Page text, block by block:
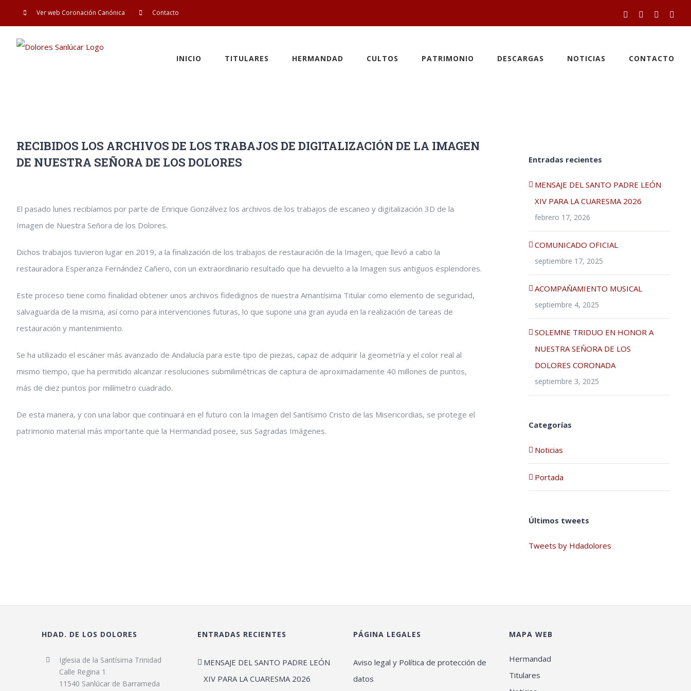
al
contenido
Ver web Coronación Canónica Contacto Facebook
TwitterYouTube
INICIO TITULARES HERMANDAD CULTOS PATRIMONIO DESCARGAS NOTICIAS CONTACTO
RECIBIDOS LOS ARCHIVOS DE LOS TRABAJOS DE DIGITALIZACIÓN DE LA IMAGEN
DE NUESTRA SEÑORA DE LOS DOLORES
imagen
más
El pasado lunes recibíamos por parte de Enrique Gonzálvez los archivos de los trabajos de escaneo y digitalización 3D de la
Imagen de Nuestra Señora de los Dolores.
Dichos trabajos tuvieron lugar en 2019, a la finalización de los trabajos de restauración de la Imagen, que llevó a cabo la
restauradora Esperanza Fernández Cañero, con un extraordinario resultado que ha devuelto a la Imagen sus antiguos esplendores.
Este proceso tiene como finalidad obtener unos archivos fidedignos de nuestra Amantísima Titular como elemento de seguridad,
salvaguarda de la misma, así como para intervenciones futuras, lo que supone una gran ayuda en la realización de tareas de
restauración y mantenimiento.
Se ha utilizado el escáner más avanzado de Andalucía para este tipo de piezas, capaz de adquirir la geometría y el color real al
mismo tiempo, que ha permitido alcanzar resoluciones submilimétricas de captura de aproximadamente 40 millones de puntos,
más de diez puntos por milímetro cuadrado.
De esta manera, y con una labor que continuará en el futuro con la Imagen del Santísimo Cristo de las Misericordias, se protege el
patrimonio material más importante que la Hermandad posee, sus Sagradas Imágenes.
Entradas recientes
MENSAJE DEL SANTO PADRE LEÓN
XIV PARA LA CUARESMA 2026
febrero 17, 2026
COMUNICADO OFICIAL
septiembre 17, 2025
ACOMPAÑAMIENTO MUSICAL
septiembre 4, 2025
SOLEMNE TRIDUO EN HONOR A
NUESTRA SEÑORA DE LOS
DOLORES CORONADA
septiembre 3, 2025
Categorías
Noticias
Portada
Últimos tweets
Tweets by Hdadolores
HDAD. DE LOS DOLORES
Iglesia de la Santísima Trinidad
Calle Regina 1
11540 Sanlúcar de Barrameda
ENTRADAS RECIENTES
MENSAJE DEL SANTO PADRE LEÓN
XIV PARA LA CUARESMA 2026
PÁGINA LEGALES
Aviso legal y Política de protección de
datos
MAPA WEB
Hermandad
Titulares